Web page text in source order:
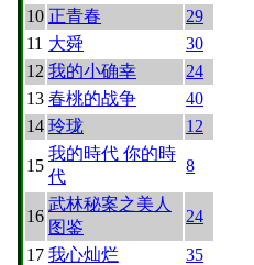
10 正青春
29
11 大舜
30
12 我的小确幸
24
13 春桃的战争
40
14 玲珑 12
15
我的時代 你的時
代
8
16
武林秘案之美人
图鉴
24
17 我心灿烂 35